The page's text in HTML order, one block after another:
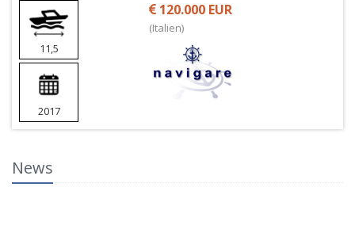
11,5
2017
120.000 EUR
(Italien)
News